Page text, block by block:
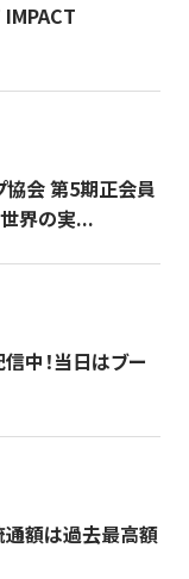
IMPACT
協会 第5期正会員
世界の実...
中！当日はブー
通額は過去最高額